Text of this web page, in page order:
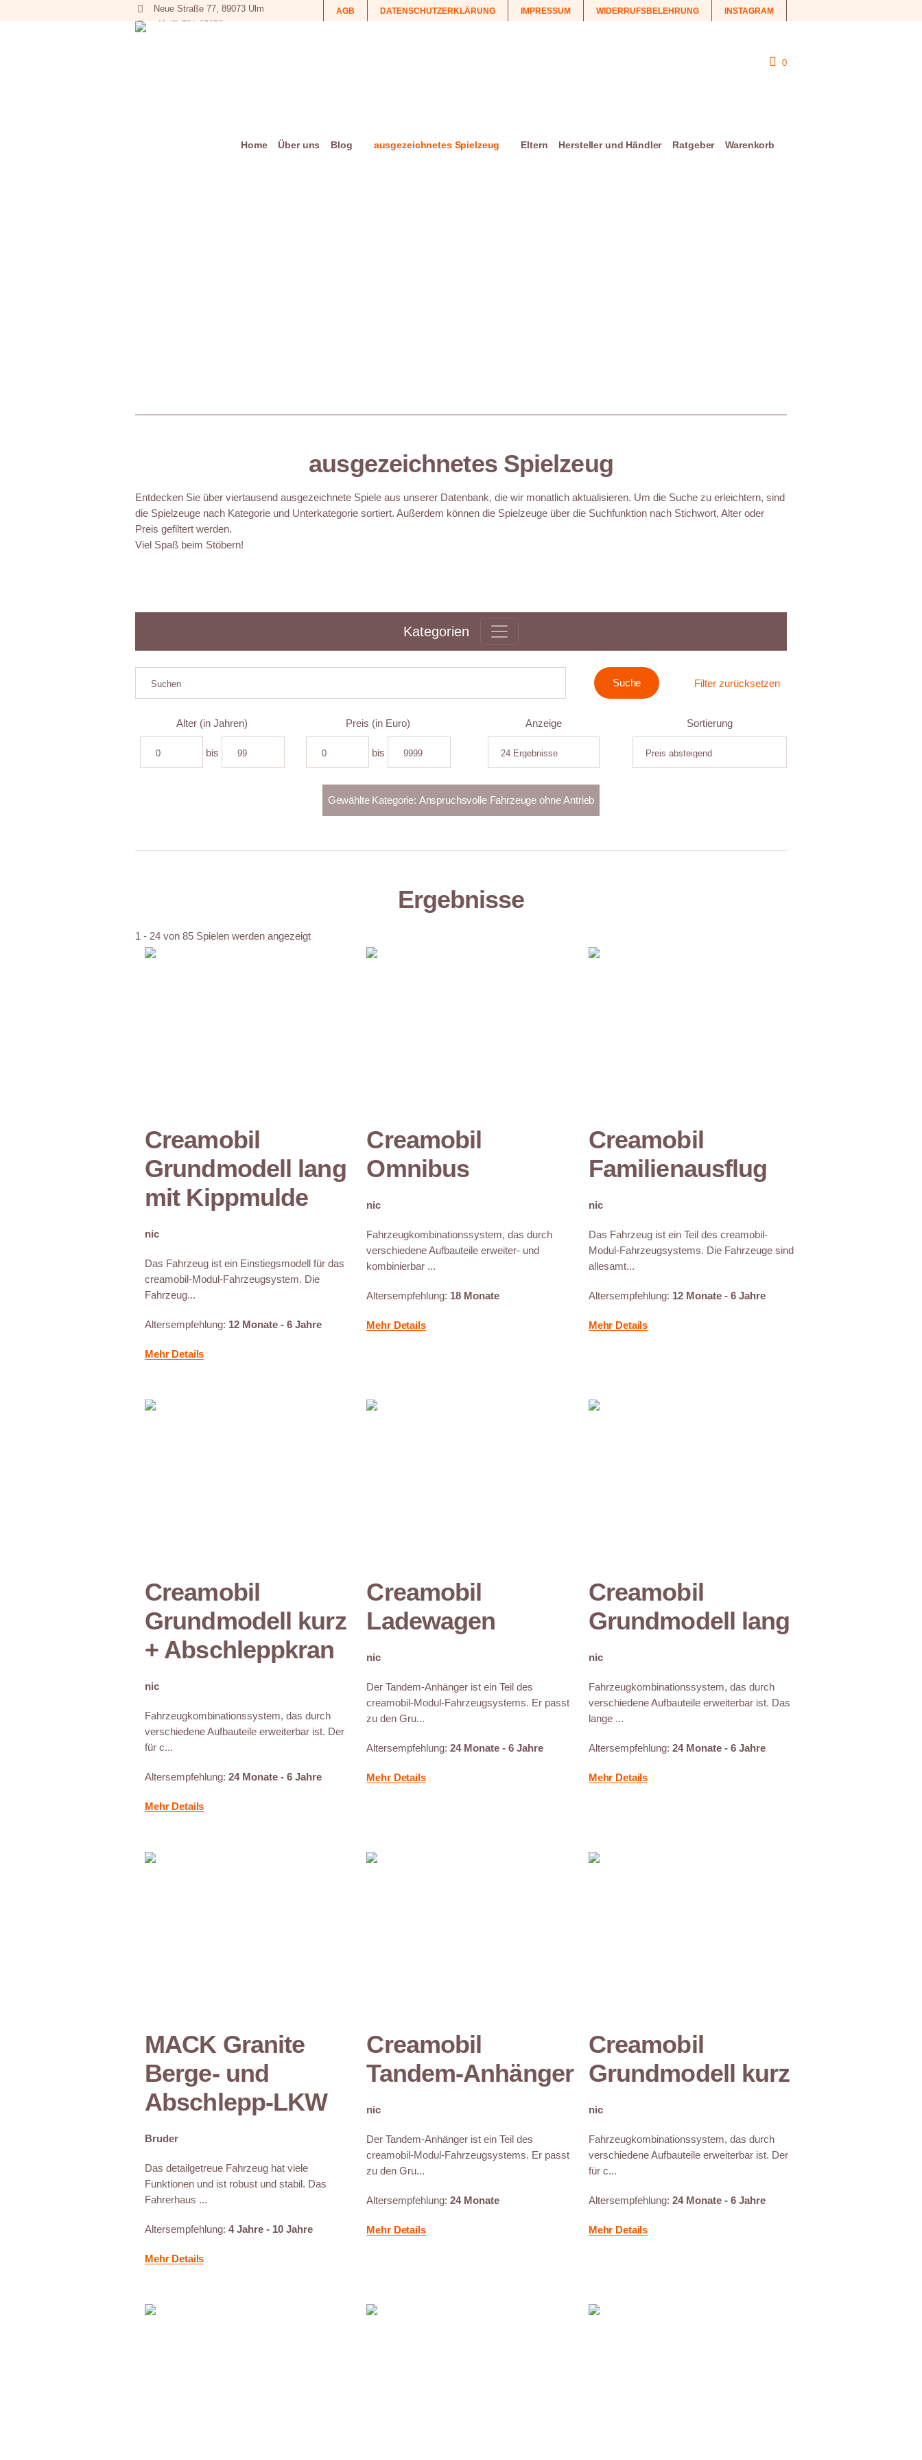
AGB DATENSCHUTZERKLÄRUNG IMPRESSUM WIDERRUFSBELEHRUNG INSTAGRAM
Neue Straße 77, 89073 Ulm
+49 (0) 731 65653
0
Home Über uns Blog ausgezeichnetes Spielzeug Eltern Hersteller und Händler Ratgeber Warenkorb
ausgezeichnetes Spielzeug
Entdecken Sie über viertausend ausgezeichnete Spiele aus unserer Datenbank, die wir monatlich aktualisieren. Um die Suche zu erleichtern, sind
die Spielzeuge nach Kategorie und Unterkategorie sortiert. Außerdem können die Spielzeuge über die Suchfunktion nach Stichwort, Alter oder
Preis gefiltert werden.
Viel Spaß beim Stöbern!
Kategorien
Filter zurücksetzen
Alter (in Jahren)
bis
Preis (in Euro)
bis
Anzeige Sortierung
Ergebnisse
1 - 24 von 85 Spielen werden angezeigt
Creamobil
Grundmodell lang
mit Kippmulde
nic
Das Fahrzeug ist ein Einstiegsmodell für das
creamobil-Modul-Fahrzeugsystem. Die
Fahrzeug...
Altersempfehlung: 12 Monate - 6 Jahre
Mehr Details
Creamobil
Omnibus
nic
Fahrzeugkombinationssystem, das durch
verschiedene Aufbauteile erweiter- und
kombinierbar ...
Altersempfehlung: 18 Monate
Mehr Details
Creamobil
Familienausflug
nic
Das Fahrzeug ist ein Teil des creamobil-
Modul-Fahrzeugsystems. Die Fahrzeuge sind
allesamt...
Altersempfehlung: 12 Monate - 6 Jahre
Mehr Details
Creamobil
Grundmodell kurz
+ Abschleppkran
nic
Fahrzeugkombinationssystem, das durch
verschiedene Aufbauteile erweiterbar ist. Der
für c...
Altersempfehlung:24 Monate - 6 Jahre
Mehr Details
Creamobil
Ladewagen
nic
Der Tandem-Anhänger ist ein Teil des
creamobil-Modul-Fahrzeugsystems. Er passt
zu den Gru...
Altersempfehlung:24 Monate - 6 Jahre
Mehr Details
Creamobil
Grundmodell lang
nic
Fahrzeugkombinationssystem, das durch
verschiedene Aufbauteile erweiterbar ist. Das
lange ...
Altersempfehlung: 24 Monate - 6 Jahre
Mehr Details
MACK Granite
Berge- und
Abschlepp-LKW
Bruder
Das detailgetreue Fahrzeug hat viele
Funktionen und ist robust und stabil. Das
Fahrerhaus ...
Altersempfehlung:4 Jahre - 10 Jahre
Mehr Details
Creamobil
Tandem-Anhänger
nic
Der Tandem-Anhänger ist ein Teil des
creamobil-Modul-Fahrzeugsystems. Er passt
zu den Gru...
Altersempfehlung:24 Monate
Mehr Details
Creamobil
Grundmodell kurz
nic
Fahrzeugkombinationssystem, das durch
verschiedene Aufbauteile erweiterbar ist. Der
für c...
Altersempfehlung: 24 Monate - 6 Jahre
Mehr Details